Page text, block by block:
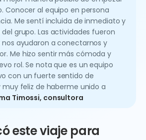
Conocer al equipo en persona
Me sentí incluida de inmediato y
grupo. Las actividades fueron
ayudaron a conectarnos y
Me hizo sentir más cómoda y
rol. Se nota que es un equipo
con un fuerte sentido de
muy feliz de haberme unido a
Timossi, consultora
este viaje para